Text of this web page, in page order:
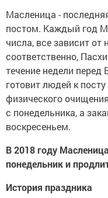
Масленица -
постом. Каждый год
числа, все зависит от
соответственно,
течение недели
готовит людей к
физического
с понедельника, а
воскресеньем.
В 2018 году
понедельник и
История праздника